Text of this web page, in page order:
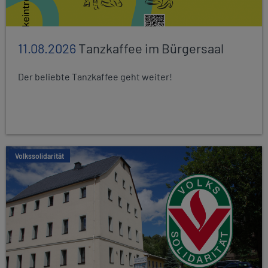
11.08.2026Tanzkaffee im Bürgersaal
Der beliebte Tanzkaffee geht weiter!
Volkssolidarität